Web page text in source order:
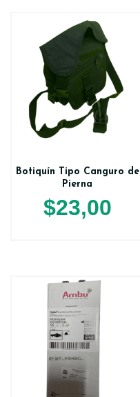
Botiquín Tipo Canguro de
Pierna
$23,00